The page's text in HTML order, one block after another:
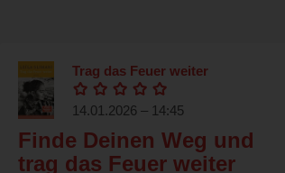
Trag das Feuer weiter
14.01.2026 – 14:45
Finde Deinen Weg und
trag das Feuer weiter